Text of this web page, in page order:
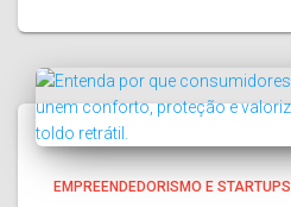
EMPREENDEDORISMO E STARTUPS